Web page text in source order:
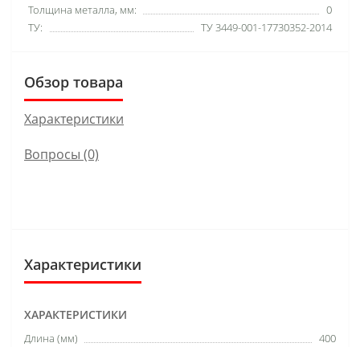
Толщина металла, мм:
0
ТУ:
ТУ 3449-001-17730352-2014
Обзор товара
Характеристики
Вопросы (0)
Характеристики
ХАРАКТЕРИСТИКИ
Длина (мм)
400